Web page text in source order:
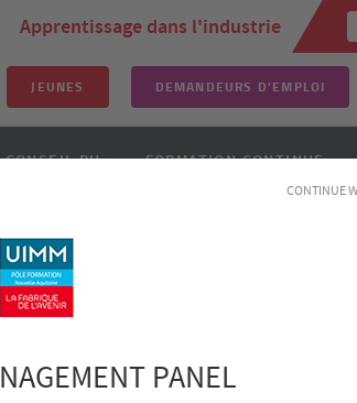
PANEL
CONTINUE
CONSEIL RH FORMATION CONTINUE
JEUNES DEMANDEURS D'EMPLOI
Apprentissage dans l'industrie
en
des publics de 16 à 30 ans aux métiers
Nationale ou de l’Université, ou un